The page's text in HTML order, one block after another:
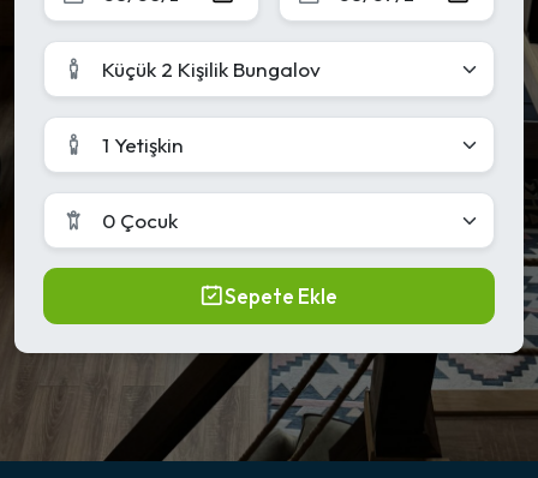
Küçük 2 Kişilik Bungalov
1 Yetişkin
0 Çocuk
Sepete Ekle